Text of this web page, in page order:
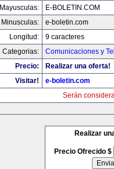
Mayusculas:
E-BOLETIN.COM
Minusculas:
e-boletin.com
Longitud:
9 caracteres
Categorias:
Comunicaciones y
Precio:
Realizar una oferta!
Visitar!
e-boletin.com
Serán
Realizar
Precio Ofrecido $